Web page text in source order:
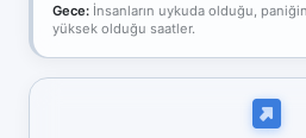
Gece: İnsanların uykuda olduğu,
yüksek olduğu saatler.